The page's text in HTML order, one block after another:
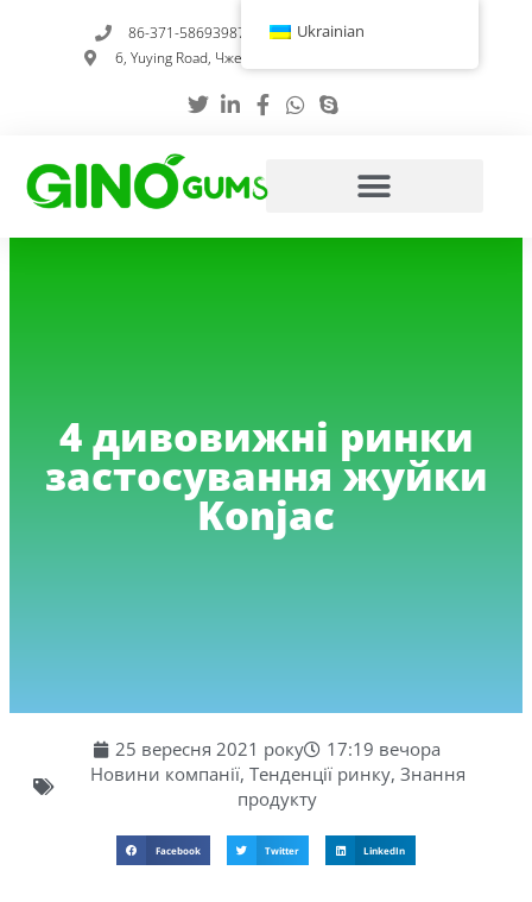
86-371-58693987
info@gumstabilizer.com
6, Yuying Road, Чженчжоу, провінція Хенань, Китай
4 дивовижні ринки
застосування жуйки
Konjac
25 вересня 2021 року
17:19 вечора
Новини компанії, Тенденції ринку, Знання
продукту
Facebook Twitter LinkedIn
Ukrainian